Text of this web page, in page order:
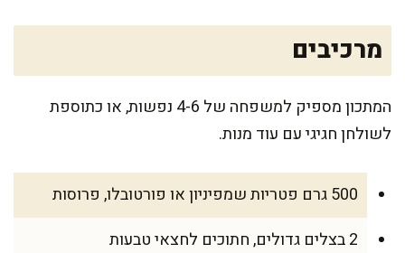
מרכיבים
המתכון מספיק למשפחה של 4-6 נפשות, או כתוספת
לשולחן חגיגי עם עוד מנות.
500 גרם פטריות שמפיניון או פורטובלו, פרוסות
2 בצלים גדולים, חתוכים לחצאי טבעות